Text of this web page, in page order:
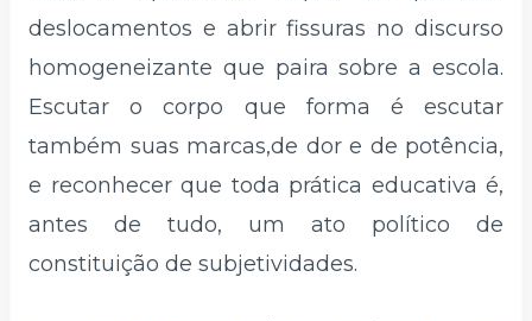
deslocamentos e abrir fissuras no discurso
homogeneizante que paira sobre a escola.
Escutar o corpo que forma é escutar
também suas marcas,de dor e de potência,
e reconhecer que toda prática educativa é,
antes de tudo, um ato político de
constituição de subjetividades.